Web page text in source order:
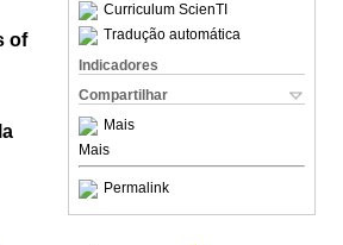
Curriculum ScienTI
Tradução automática
Indicadores
Compartilhar
Mais
Mais
Permalink
of